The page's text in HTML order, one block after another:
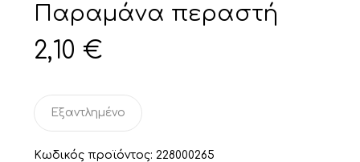
Παραμάνα περαστή
2,10 €
Εξαντλημένο
Κωδικός προϊόντος: 228000265